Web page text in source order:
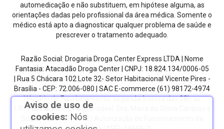
automedicação e não substituem, em hipótese alguma, as
orientações dadas pelo profissional da área médica. Somente o
médico está apto a diagnosticar qualquer problema de saúde e
prescrever o tratamento adequado.
Razão Social: Drogaria Droga Center Express LTDA | Nome
Fantasia: Atacadão Droga Center | CNPJ: 18.824.134/0006-05
| Rua 5 Chácara 102 Lote 32- Setor Habitacional Vicente Pires -
Brasília - CEP: 72.006-080
| SAC E-commerce (61) 98172-4974
| Horário de Funcionamento: segunda à sexta das 08h as
17h.Farmacêutico Responsável: Dra. Maria da Glória Cardoso e
Sousa | CRF/DF: 4612 | Autorização de Funcionamento da
Aviso de uso de
cookies: Nós